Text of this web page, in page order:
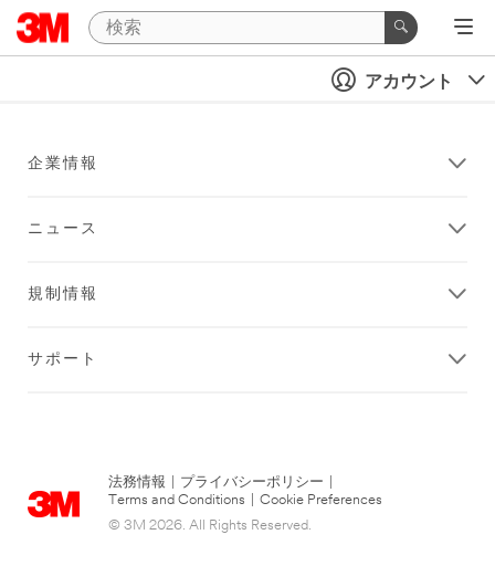
アカウント
企業情報
ニュース
規制情報
サポート
法務情報 プライバシーポリシー
Terms and Conditions
Cookie Preferences
© 3M 2026. All Rights Reserved.